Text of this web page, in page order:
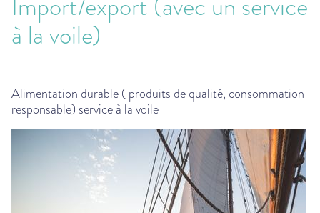
à la voile)
Alimentation durable ( produits de qualité, consommation
responsable) service à la voile